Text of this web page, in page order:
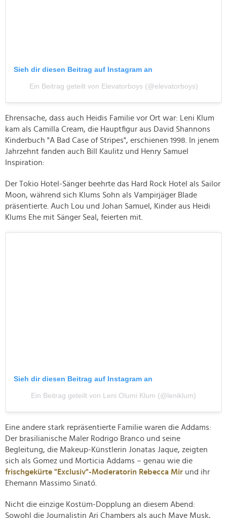
Sieh dir diesen Beitrag auf Instagram an
Ein Beitrag geteilt von Elevatorboys (@elevatorboys)
Ehrensache, dass auch Heidis Familie vor Ort war: Leni Klum
kam als Camilla Cream, die Hauptfigur aus David Shannons
Kinderbuch "A Bad Case of Stripes", erschienen 1998. In jenem
Jahrzehnt fanden auch Bill Kaulitz und Henry Samuel
Inspiration:
Der Tokio Hotel-Sänger beehrte das Hard Rock Hotel als Sailor
Moon, während sich Klums Sohn als Vampirjäger Blade
präsentierte. Auch Lou und Johan Samuel, Kinder aus Heidi
Klums Ehe mit Sänger Seal, feierten mit.
Sieh dir diesen Beitrag auf Instagram an
Ein Beitrag geteilt von Leni Olumi Klum (@leniklum)
Eine andere stark repräsentierte Familie waren die Addams:
Der brasilianische Maler Rodrigo Branco und seine
Begleitung, die Makeup-Künstlerin Jonatas Jaque, zeigten
sich als Gomez und Morticia Addams – genau wie die
frischgekürte "Exclusiv"-Moderatorin Rebecca Mir und ihr
Ehemann Massimo Sinató.
Nicht die einzige Kostüm-Dopplung an diesem Abend:
Sowohl die Journalistin Ari Chambers als auch Maye Musk,